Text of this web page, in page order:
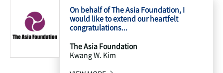
On behalf of The Asia Foundation, I
would like to extend our heartfelt
congratulations...
The Asia Foundation
Kwang W. Kim